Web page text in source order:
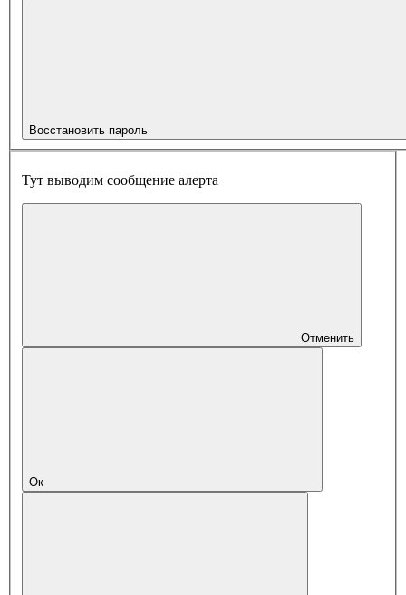
Восстановить пароль
Тут выводим сообщение алерта
Отменить
Ок